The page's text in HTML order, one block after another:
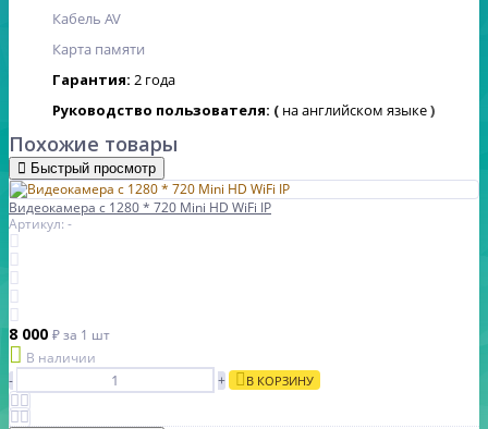
Кабель AV
Карта памяти
Гарантия: 2 года
Руководство пользователя: ( на английском языке)
Похожие товары
Быстрый просмотр
Видеокамера с 1280 * 720 Mini HD WiFi IP
Артикул: -
8 000 ₽за 1 шт
В наличии
-
+ В КОРЗИНУ